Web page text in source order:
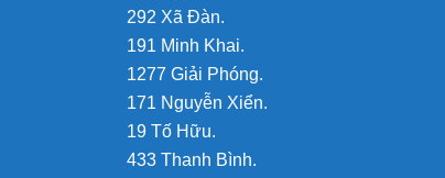
292 Xã Đàn.
191 Minh Khai.
1277 Giải Phóng.
171 Nguyễn Xiển.
19 Tố Hữu.
433 Thanh Bình.